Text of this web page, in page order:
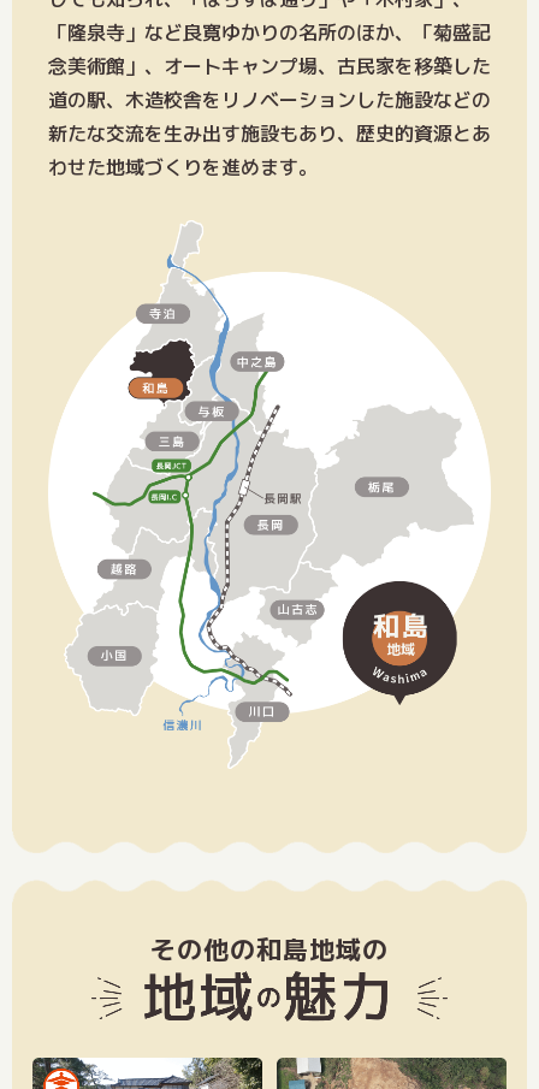
「隆泉寺」など良寛ゆかりの名所のほか、「菊盛記
念美術館」、オートキャンプ場、古民家を移築した
道の駅、木造校舎をリノベーションした施設などの
新たな交流を生み出す施設もあり、歴史的資源とあ
わせた地域づくりを進めます。
その他の和島地域の